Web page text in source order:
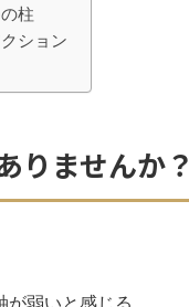
柱
ション
りませんか？
が弱いと感じる